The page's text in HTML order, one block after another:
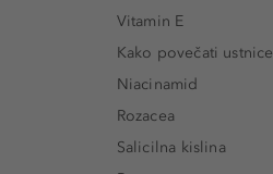
Vitamin E
Kako povečati ustnice
Niacinamid
Rozacea
Salicilna kislina